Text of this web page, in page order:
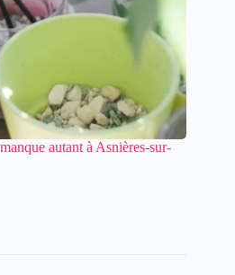
autant à Asnières-sur-